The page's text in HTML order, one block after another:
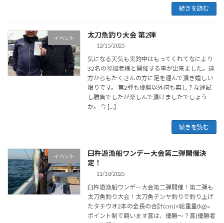
続きを読む
イベント 太刀魚釣り大会 第2弾
12/15/2025
気になる天気も実釣中はもってくれてなにより
32名の参加者様と開催する事が出来ました。遠
方からもたくさんの方に足を運んで頂き嬉しい
限りです。 第2弾も優勝以外何も無し？な運試
し勝負でしたが楽しんで頂けましたでしょう
か。 今 […]
続きを読む
イベント
臼杵遊漁船ワンデー大会第二弾開催決
定！
11/10/2025
臼杵遊漁船ワンデー大会第二弾開催！第二弾も
太刀魚釣り大会！太刀魚テンヤ釣りで釣り上げ
たタチウオ2本の全長の合計(cm)×総重量(kg)=
ポイント制で競います賞は、優勝～？賞(優勝者